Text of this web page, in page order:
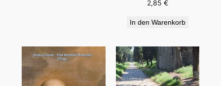
2,85 €
In den Warenkorb